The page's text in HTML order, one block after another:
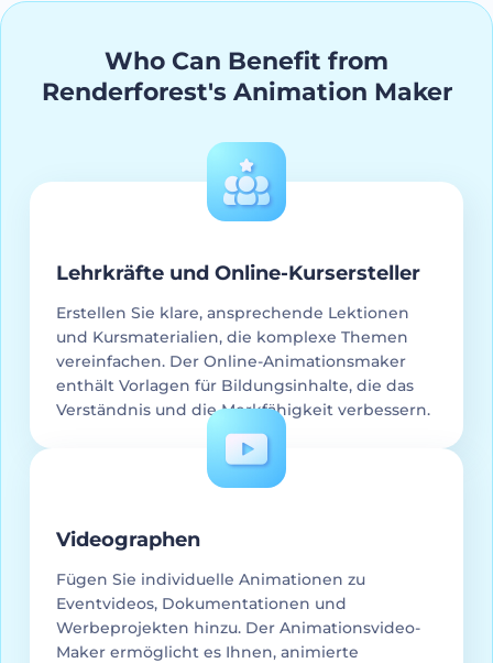
Who Can Benefit from
Renderforest's Animation Maker
Lehrkräfte und Online-Kursersteller
Erstellen Sie klare, ansprechende Lektionen
und Kursmaterialien, die komplexe Themen
vereinfachen. Der Online-Animationsmaker
enthält Vorlagen für Bildungsinhalte, die das
Verständnis und die Merkfähigkeit verbessern.
Videographen
Fügen Sie individuelle Animationen zu
Eventvideos, Dokumentationen und
Werbeprojekten hinzu. Der Animationsvideo-
Maker ermöglicht es Ihnen, animierte